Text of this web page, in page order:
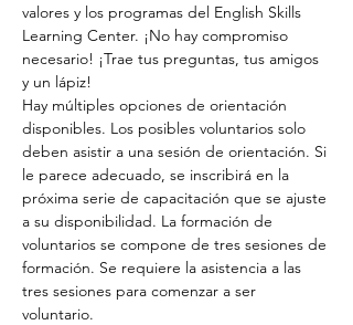
valores y los programas del English Skills
Learning Center. ¡No hay compromiso
necesario! ¡Trae tus preguntas, tus amigos
y un lápiz!
Hay múltiples opciones de orientación
disponibles. Los posibles voluntarios solo
deben asistir a una sesión de orientación. Si
le parece adecuado, se inscribirá en la
próxima serie de capacitación que se ajuste
a su disponibilidad. La formación de
voluntarios se compone de tres sesiones de
formación. Se requiere la asistencia a las
tres sesiones para comenzar a ser
voluntario.